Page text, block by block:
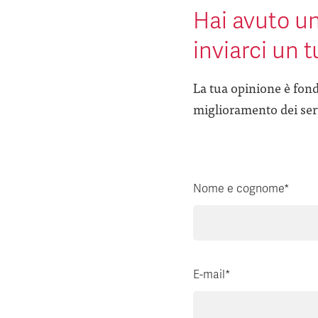
Hai avuto
inviarci un
La tua opinione è
miglioramento dei
Nome e cognome*
E-mail*